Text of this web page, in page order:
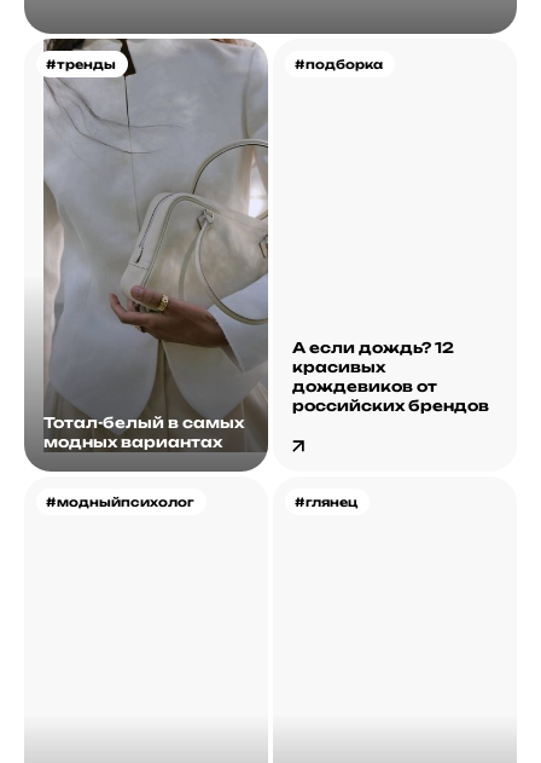
#тренды
Тотал-белый в самых
модных вариантах
#подборка
А если дождь? 12
красивых
дождевиков от
российских брендов
#модныйпсихолог #глянец